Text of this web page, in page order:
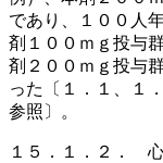
であり、１００人
剤１００ｍｇ投与
剤２００ｍｇ投与
った〔１．１、１
参照〕。
１５．１．２．